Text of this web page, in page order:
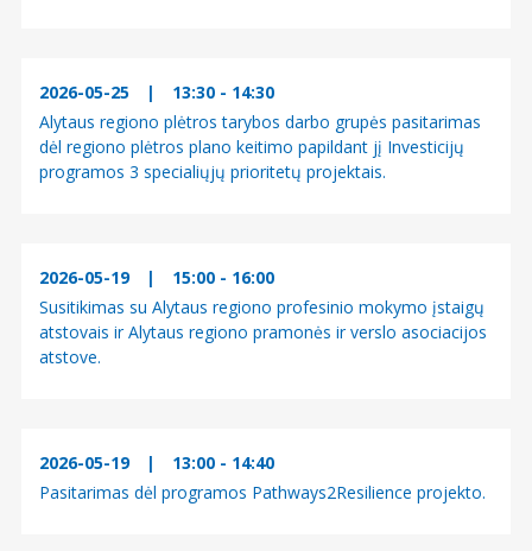
2026-05-25 |
13:30 - 14:30
Alytaus regiono plėtros tarybos darbo grupės pasitarimas
dėl regiono plėtros plano keitimo papildant jį Investicijų
programos 3 specialiųjų prioritetų projektais.
2026-05-19 |
15:00 - 16:00
Susitikimas su Alytaus regiono profesinio mokymo įstaigų
atstovais ir Alytaus regiono pramonės ir verslo asociacijos
atstove.
2026-05-19 |
13:00 - 14:40
Pasitarimas dėl programos Pathways2Resilience projekto.